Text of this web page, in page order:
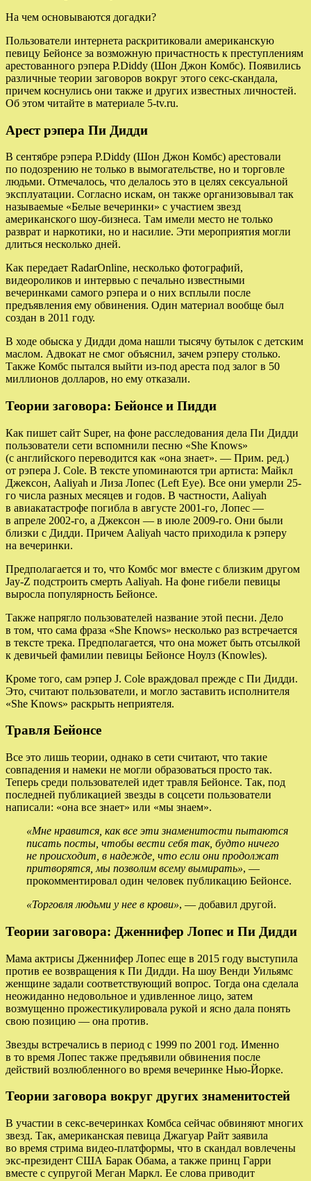
На чем основываются догадки?
Пользователи интернета раскритиковали американскую
певицу Бейонсе за возможную причастность к преступлениям
арестованного рэпера P.Diddy (Шон Джон Комбс). Появились
различные теории заговоров вокруг этого секс-скандала,
причем коснулись они также и других известных личностей.
Об этом читайте в материале 5-tv.ru.
Арест рэпера Пи Дидди
В сентябре рэпера P.Diddy (Шон Джон Комбс) арестовали
по подозрению не только в вымогательстве, но и торговле
людьми. Отмечалось, что делалось это в целях сексуальной
эксплуатации. Согласно искам, он также организовывал так
называемые «Белые вечеринки» с участием звезд
американского шоу-бизнеса. Там имели место не только
разврат и наркотики, но и насилие. Эти мероприятия могли
длиться несколько дней.
Как передает RadarOnline, несколько фотографий,
видеороликов и интервью с печально известными
вечеринками самого рэпера и о них всплыли после
предъявления ему обвинения. Один материал вообще был
создан в 2011 году.
В ходе обыска у Дидди дома нашли тысячу бутылок с детским
маслом. Адвокат не смог объяснил, зачем рэперу столько.
Также Комбс пытался выйти из-под ареста под залог в 50
миллионов долларов, но ему отказали.
Теории заговора: Бейонсе и Пидди
Как пишет сайт Super, на фоне расследования дела Пи Дидди
пользователи сети вспомнили песню «She Knows»
(с английского переводится как «она знает». — Прим. ред.)
от рэпера J. Cole. В тексте упоминаются три артиста: Майкл
Джексон, Aaliyah и Лиза Лопес (Left Eye). Все они умерли 25-
го числа разных месяцев и годов. В частности, Aaliyah
в авиакатастрофе погибла в августе 2001-го, Лопес —
в апреле 2002-го, а Джексон — в июле 2009-го. Они были
близки с Дидди. Причем Aaliyah часто приходила к рэперу
на вечеринки.
Предполагается и то, что Комбс мог вместе с близким другом
Jay-Z подстроить смерть Aaliyah. На фоне гибели певицы
выросла популярность Бейонсе.
Также напрягло пользователей название этой песни. Дело
в том, что сама фраза «She Knows» несколько раз встречается
в тексте трека. Предполагается, что она может быть отсылкой
к девичьей фамилии певицы Бейонсе Ноулз (Knowles).
Кроме того, сам рэпер J. Cole враждовал прежде с Пи Дидди.
Это, считают пользователи, и могло заставить исполнителя
«She Knows» раскрыть неприятеля.
Травля Бейонсе
Все это лишь теории, однако в сети считают, что такие
совпадения и намеки не могли образоваться просто так.
Теперь среди пользователей идет травля Бейонсе. Так, под
последней публикацией звезды в соцсети пользователи
написали: «она все знает» или «мы знаем».
«Мне нравится, как все эти знаменитости пытаются
писать посты, чтобы вести себя так, будто ничего
не происходит, в надежде, что если они продолжат
притворятся, мы позволим всему вымирать», —
прокомментировал один человек публикацию Бейонсе.
«Торговля людьми у нее в крови», — добавил другой.
Теории заговора: Дженнифер Лопес и Пи Дидди
Мама актрисы Дженнифер Лопес еще в 2015 году выступила
против ее возвращения к Пи Дидди. На шоу Венди Уильямс
женщине задали соответствующий вопрос. Тогда она сделала
неожиданно недовольное и удивленное лицо, затем
возмущенно прожестикулировала рукой и ясно дала понять
свою позицию — она против.
Звезды встречались в период с 1999 по 2001 год. Именно
в то время Лопес также предъявили обвинения после
действий возлюбленного во время вечеринке Нью-Йорке.
Теории заговора вокруг других знаменитостей
В участии в секс-вечеринках Комбса сейчас обвиняют многих
звезд. Так, американская певица Джагуар Райт заявила
во время стрима видео-платформы, что в скандал вовлечены
экс-президент США Барак Обама, а также принц Гарри
вместе с супругой Меган Маркл. Ее слова приводит